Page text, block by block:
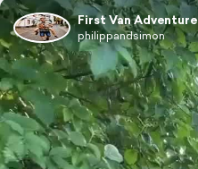
First Van Adventure
philippandsimon